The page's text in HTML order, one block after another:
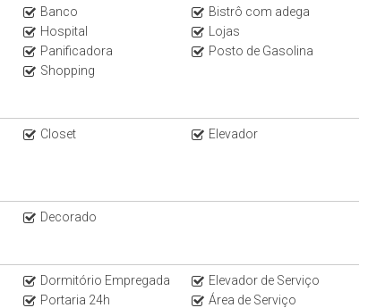
Banco
Bistrô com adega
Hospital
Lojas
Panificadora
Posto de Gasolina
Shopping
Closet
Elevador
Decorado
Dormitório Empregada
Elevador de Serviço
Portaria 24h Área de Serviço